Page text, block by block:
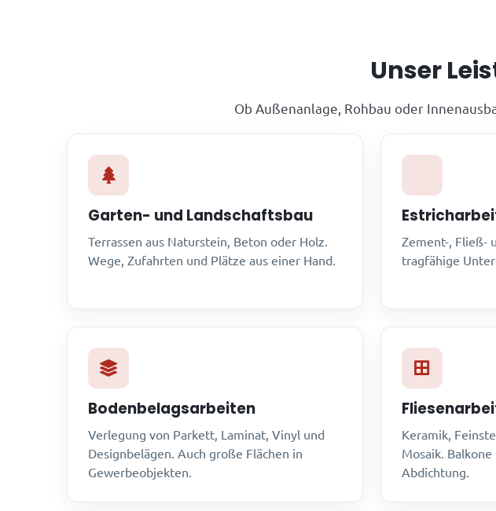
Unser
Ob Außenanlage, Rohbau oder
Garten- und Landschaftsbau
Terrassen aus Naturstein, Beton oder Holz.
Wege, Zufahrten und Plätze aus einer Hand.
Zement-, Fließ-
tragfähige
Bodenbelagsarbeiten
Verlegung von Parkett, Laminat, Vinyl und
Designbelägen. Auch große Flächen in
Gewerbeobjekten.
Keramik,
Mosaik.
Abdichtung.